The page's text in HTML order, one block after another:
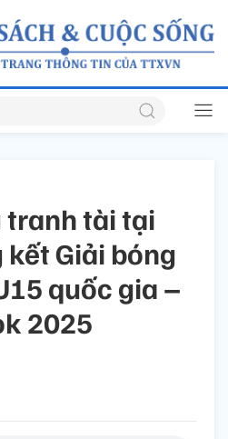
tranh tài tại
Giải bóng
quốc gia –
2025